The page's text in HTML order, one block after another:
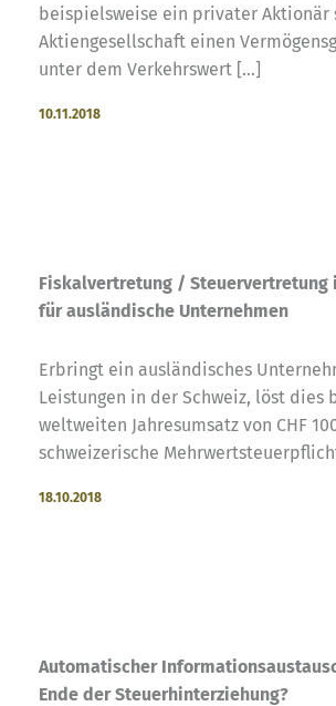
beispielsweise ein privater Aktionär
Aktiengesellschaft einen
unter dem Verkehrswert […]
10.11.2018
Fiskalvertretung / Steuervertretung
für ausländische Unternehmen
Erbringt ein ausländisches
Leistungen in der Schweiz, löst dies
weltweiten Jahresumsatz von CHF
schweizerische
18.10.2018
Automatischer
Ende der Steuerhinterziehung?